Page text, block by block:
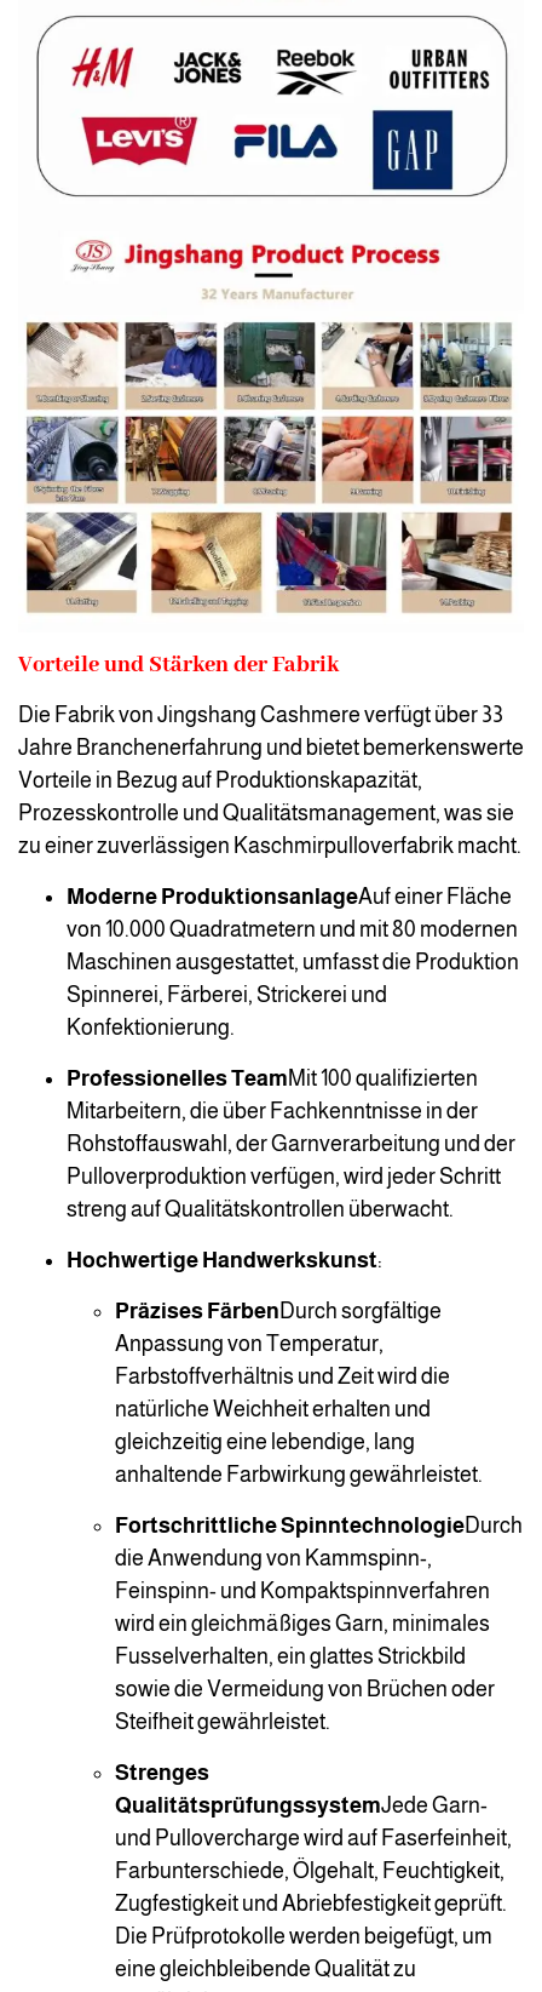
Vorteile und Stärken der Fabrik
Die Fabrik von Jingshang Cashmere verfügt über 33
Jahre Branchenerfahrung und bietet bemerkenswerte
Vorteile in Bezug auf Produktionskapazität,
Prozesskontrolle und Qualitätsmanagement, was sie
zu einer zuverlässigen Kaschmirpulloverfabrik macht.
Moderne ProduktionsanlageAuf einer Fläche
von 10.000 Quadratmetern und mit 80 modernen
Maschinen ausgestattet, umfasst die Produktion
Spinnerei, Färberei, Strickerei und
Konfektionierung.
Professionelles TeamMit 100 qualifizierten
Mitarbeitern, die über Fachkenntnisse in der
Rohstoffauswahl, der Garnverarbeitung und der
Pulloverproduktion verfügen, wird jeder Schritt
streng auf Qualitätskontrollen überwacht.
Hochwertige Handwerkskunst:
Präzises Färben Durch sorgfältige
Anpassung von Temperatur,
Farbstoffverhältnis und Zeit wird die
natürliche Weichheit erhalten und
gleichzeitig eine lebendige, lang
anhaltende Farbwirkung gewährleistet.
Fortschrittliche SpinntechnologieDurch
die Anwendung von Kammspinn-,
Feinspinn- und Kompaktspinnverfahren
wird ein gleichmäßiges Garn, minimales
Fusselverhalten, ein glattes Strickbild
sowie die Vermeidung von Brüchen oder
Steifheit gewährleistet.
Strenges
QualitätsprüfungssystemJede Garn-
und Pullovercharge wird auf Faserfeinheit,
Farbunterschiede, Ölgehalt, Feuchtigkeit,
Zugfestigkeit und Abriebfestigkeit geprüft.
Die Prüfprotokolle werden beigefügt, um
eine gleichbleibende Qualität zu